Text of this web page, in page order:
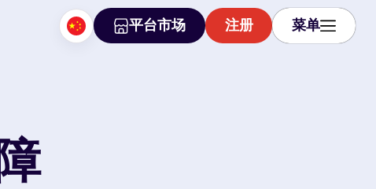
平台市场 注册 菜单